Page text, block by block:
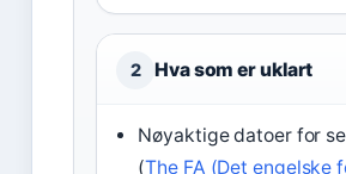
2 Hva som er uklart
Nøyaktige datoer for
(The FA (Det engelske